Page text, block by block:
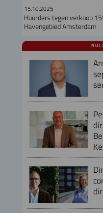
15.10.2025
Huurders tegen verkoop
Havengebied Amsterdam